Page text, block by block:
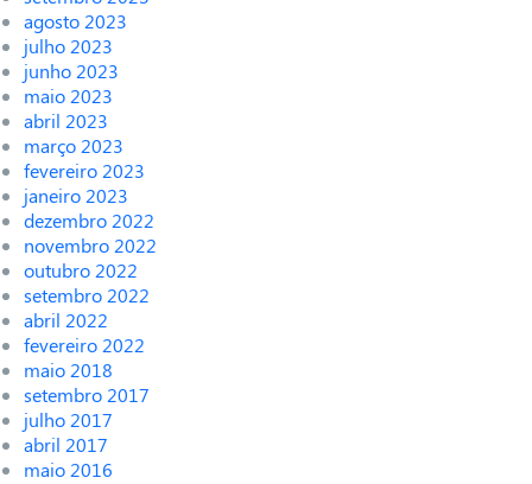
agosto 2023
julho 2023
junho 2023
maio 2023
abril 2023
março 2023
fevereiro 2023
janeiro 2023
dezembro 2022
novembro 2022
outubro 2022
setembro 2022
abril 2022
fevereiro 2022
maio 2018
setembro 2017
julho 2017
abril 2017
maio 2016